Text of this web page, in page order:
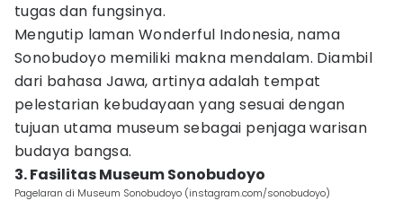
tugas dan fungsinya.
Mengutip laman Wonderful Indonesia, nama
Sonobudoyo memiliki makna mendalam. Diambil
dari bahasa Jawa, artinya adalah tempat
pelestarian kebudayaan yang sesuai dengan
tujuan utama museum sebagai penjaga warisan
budaya bangsa.
3. Fasilitas Museum Sonobudoyo
Pagelaran di Museum Sonobudoyo (instagram.com/sonobudoyo)